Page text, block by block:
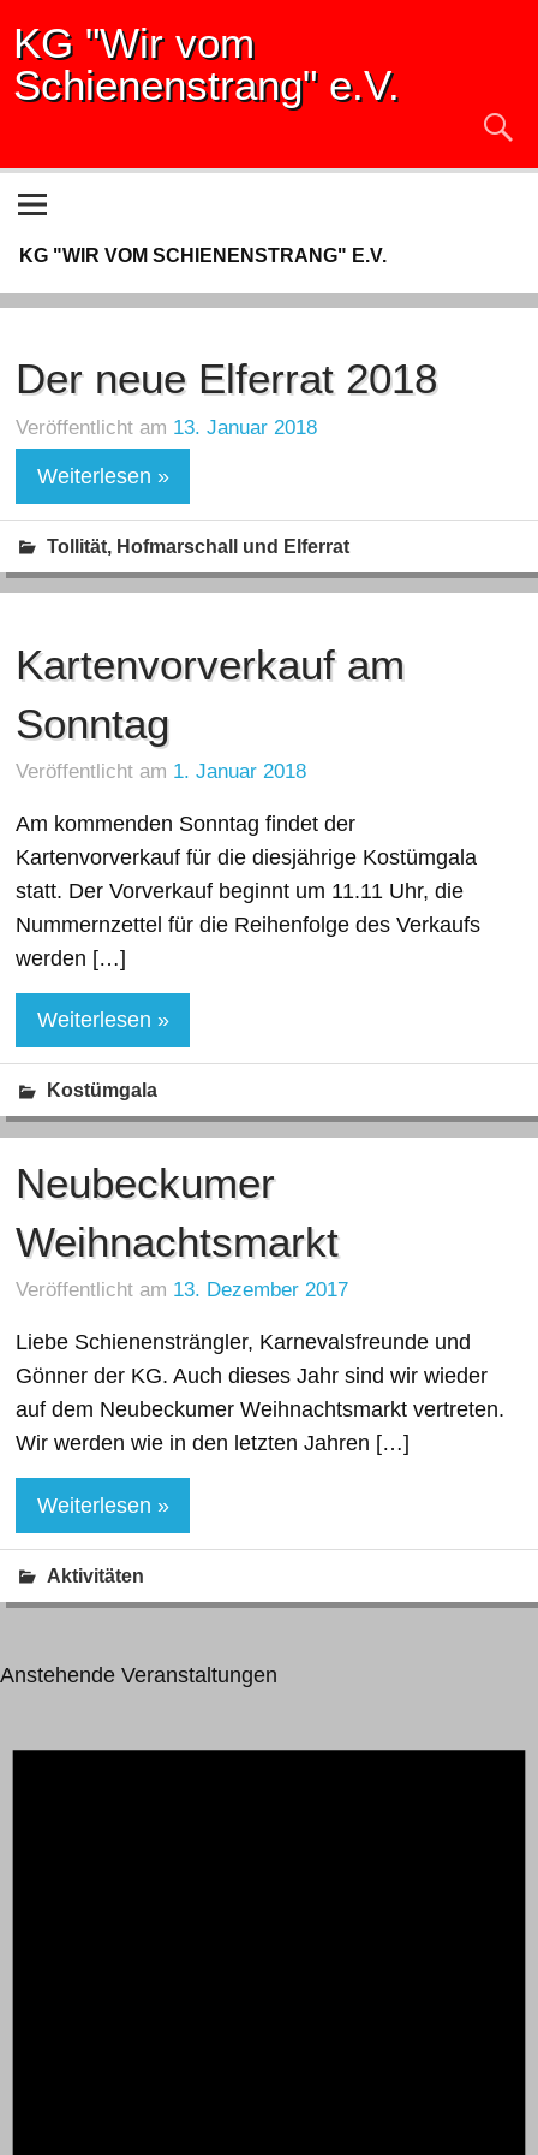
KG "Wir vom
Schienenstrang" e.V.
KG "WIR VOM SCHIENENSTRANG" E.V.
Der neue Elferrat 2018
Veröffentlicht am 13. Januar 2018
Weiterlesen »
Tollität, Hofmarschall und Elferrat
Kartenvorverkauf am
Sonntag
Veröffentlicht am 1. Januar 2018
Am kommenden Sonntag findet der
Kartenvorverkauf für die diesjährige Kostümgala
statt. Der Vorverkauf beginnt um 11.11 Uhr, die
Nummernzettel für die Reihenfolge des Verkaufs
werden […]
Weiterlesen »
Kostümgala
Neubeckumer
Weihnachtsmarkt
Veröffentlicht am 13. Dezember 2017
Liebe Schienensträngler, Karnevalsfreunde und
Gönner der KG. Auch dieses Jahr sind wir wieder
auf dem Neubeckumer Weihnachtsmarkt vertreten.
Wir werden wie in den letzten Jahren […]
Weiterlesen »
Aktivitäten
Anstehende Veranstaltungen